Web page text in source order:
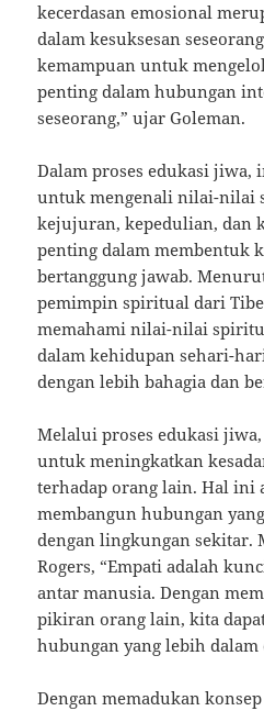
kecerdasan emosional
dalam kesuksesan
kemampuan untuk
penting dalam hubungan
seseorang,” ujar Goleman.
Dalam proses edukasi
untuk mengenali nilai-nilai
kejujuran, kepedulian, dan
penting dalam membentuk
bertanggung jawab.
pemimpin spiritual dari
memahami nilai-nilai
dalam kehidupan sehari-
dengan lebih bahagia dan
Melalui proses edukasi
untuk meningkatkan
terhadap orang lain. Hal ini
membangun hubungan
dengan lingkungan sekitar.
Rogers, “Empati adalah
antar manusia. Dengan
pikiran orang lain, kita
hubungan yang lebih dalam
Dengan memadukan